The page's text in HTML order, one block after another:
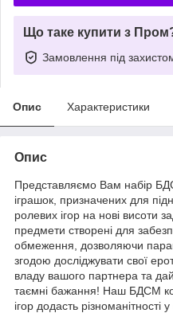
Що таке купити з
Замовлення під
Опис Характеристики
Опис
Представляємо Вам набір
іграшок, призначених для
ролевих ігор на нові висоти
предмети створені для
обмеження, дозволяючи
згодою досліджувати свої
владу вашого партнера та
таємні бажання! Наш БДСМ
ігор додасть